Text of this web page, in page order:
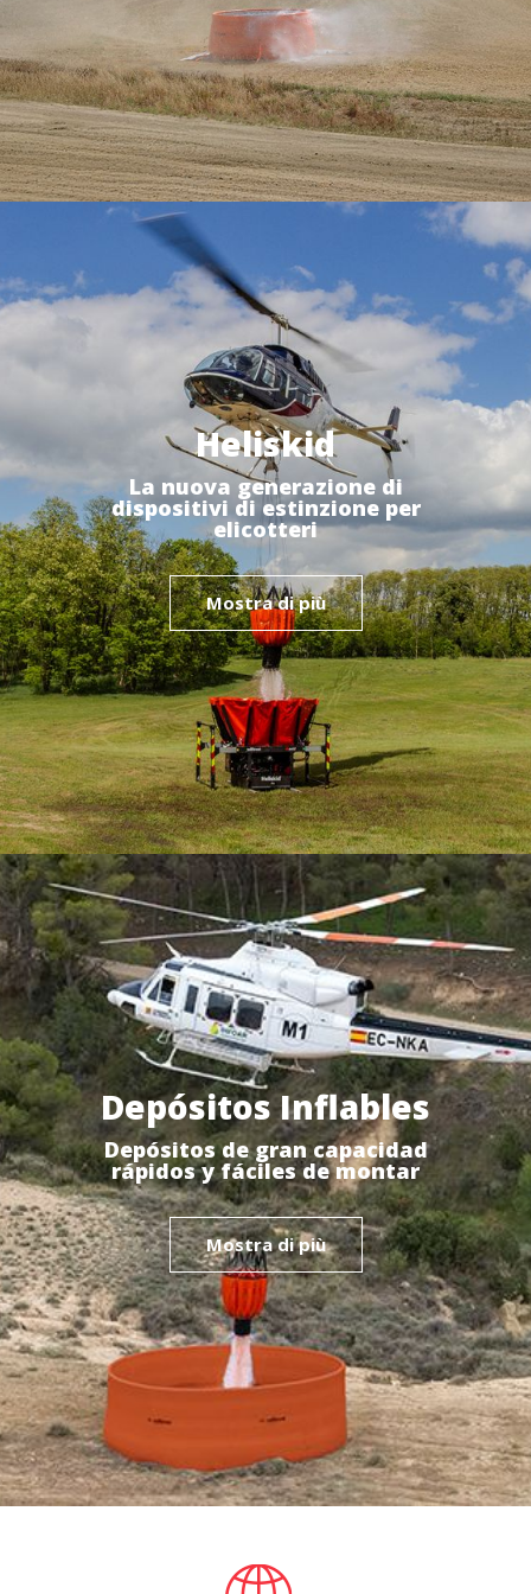
Heliskid
La nuova generazione di
dispositivi di estinzione per
elicotteri
Mostra di più
Depósitos Inflables
Depósitos de gran capacidad
rápidos y fáciles de montar
Mostra di più
Questi cookie sono utilizzati per memorizzare informazioni
circa le preferenze e le scelte personali dell'utente
attraverso la continua osservazione delle sue abitudini di
navigazione. Grazie ad essi possiamo conoscere le
abitudini di navigazione sul sito e mostrare pubblicità
relativa al profilo di navigazione dell'utente.